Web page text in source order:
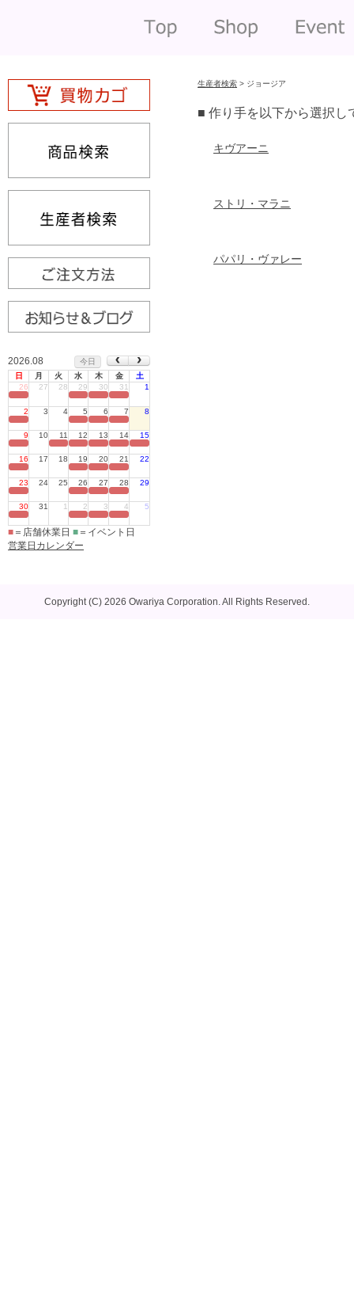
2026.08
今日
日
月 火 水 木 金
土
26
27 28 29 30 31 1
2 3 4 5 6 7 8
9 10 11 12 13 14 15
16 17 18 19 20 21 22
23 24 25 26 27 28 29
30 31 1 2 3 4 5
■ ＝店舗休業日 ■ ＝イベント日
営業日カレンダー
Copyright (C) 2026 Owariya Corporation. All Rights Reserved.